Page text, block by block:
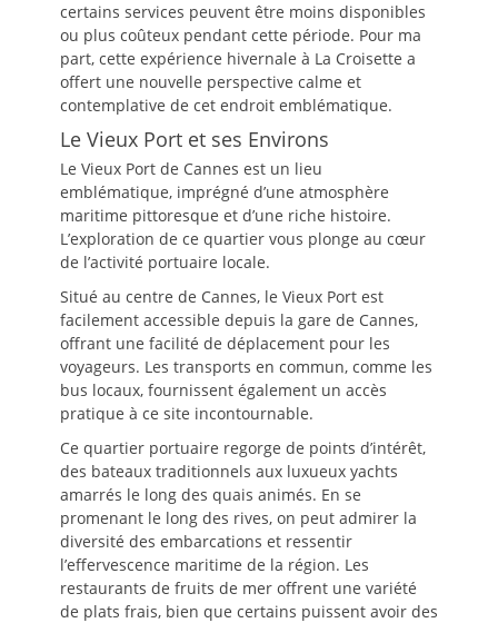
certains services peuvent être moins disponibles
ou plus coûteux pendant cette période. Pour ma
part, cette expérience hivernale à La Croisette a
offert une nouvelle perspective calme et
contemplative de cet endroit emblématique.
Le Vieux Port et ses Environs
Le Vieux Port de Cannes est un lieu
emblématique, imprégné d’une atmosphère
maritime pittoresque et d’une riche histoire.
L’exploration de ce quartier vous plonge au cœur
de l’activité portuaire locale.
Situé au centre de Cannes, le Vieux Port est
facilement accessible depuis la gare de Cannes,
offrant une facilité de déplacement pour les
voyageurs. Les transports en commun, comme les
bus locaux, fournissent également un accès
pratique à ce site incontournable.
Ce quartier portuaire regorge de points d’intérêt,
des bateaux traditionnels aux luxueux yachts
amarrés le long des quais animés. En se
promenant le long des rives, on peut admirer la
diversité des embarcations et ressentir
l’effervescence maritime de la région. Les
restaurants de fruits de mer offrent une variété
de plats frais, bien que certains puissent avoir des